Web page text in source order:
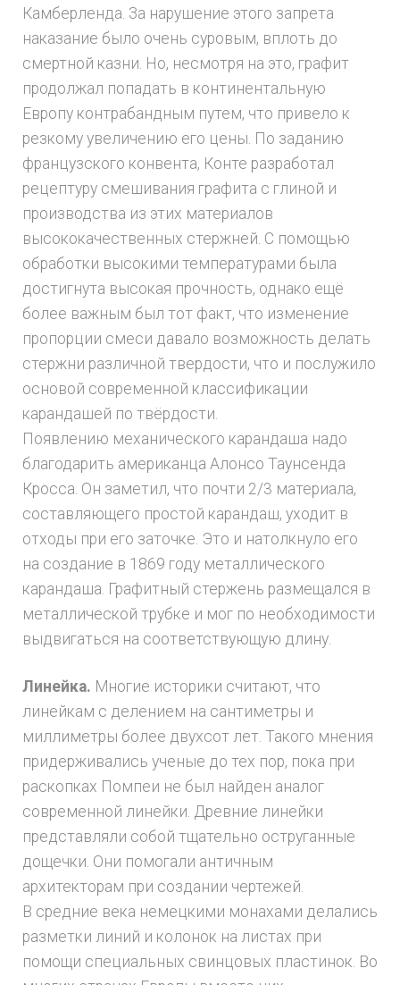
Камберленда. За нарушение этого запрета
наказание было очень суровым, вплоть до
смертной казни. Но, несмотря на это, графит
продолжал попадать в континентальную
Европу контрабандным путем, что привело к
резкому увеличению его цены. По заданию
французского конвента, Конте разработал
рецептуру смешивания графита с глиной и
производства из этих материалов
высококачественных стержней. С помощью
обработки высокими температурами была
достигнута высокая прочность, однако ещё
более важным был тот факт, что изменение
пропорции смеси давало возможность делать
стержни различной твердости, что и послужило
основой современной классификации
карандашей по твёрдости.
Появлению механического карандаша надо
благодарить американца Алонсо Таунсенда
Кросса. Он заметил, что почти 2/3 материала,
составляющего простой карандаш, уходит в
отходы при его заточке. Это и натолкнуло его
на создание в 1869 году металлического
карандаша. Графитный стержень размещался в
металлической трубке и мог по необходимости
выдвигаться на соответствующую длину.
Линейка. Многие историки считают, что
линейкам с делением на сантиметры и
миллиметры более двухсот лет. Такого мнения
придерживались ученые до тех пор, пока при
раскопках Помпеи не был найден аналог
современной линейки. Древние линейки
представляли собой тщательно оструганные
дощечки. Они помогали античным
архитекторам при создании чертежей.
В средние века немецкими монахами делались
разметки линий и колонок на листах при
помощи специальных свинцовых пластинок. Во